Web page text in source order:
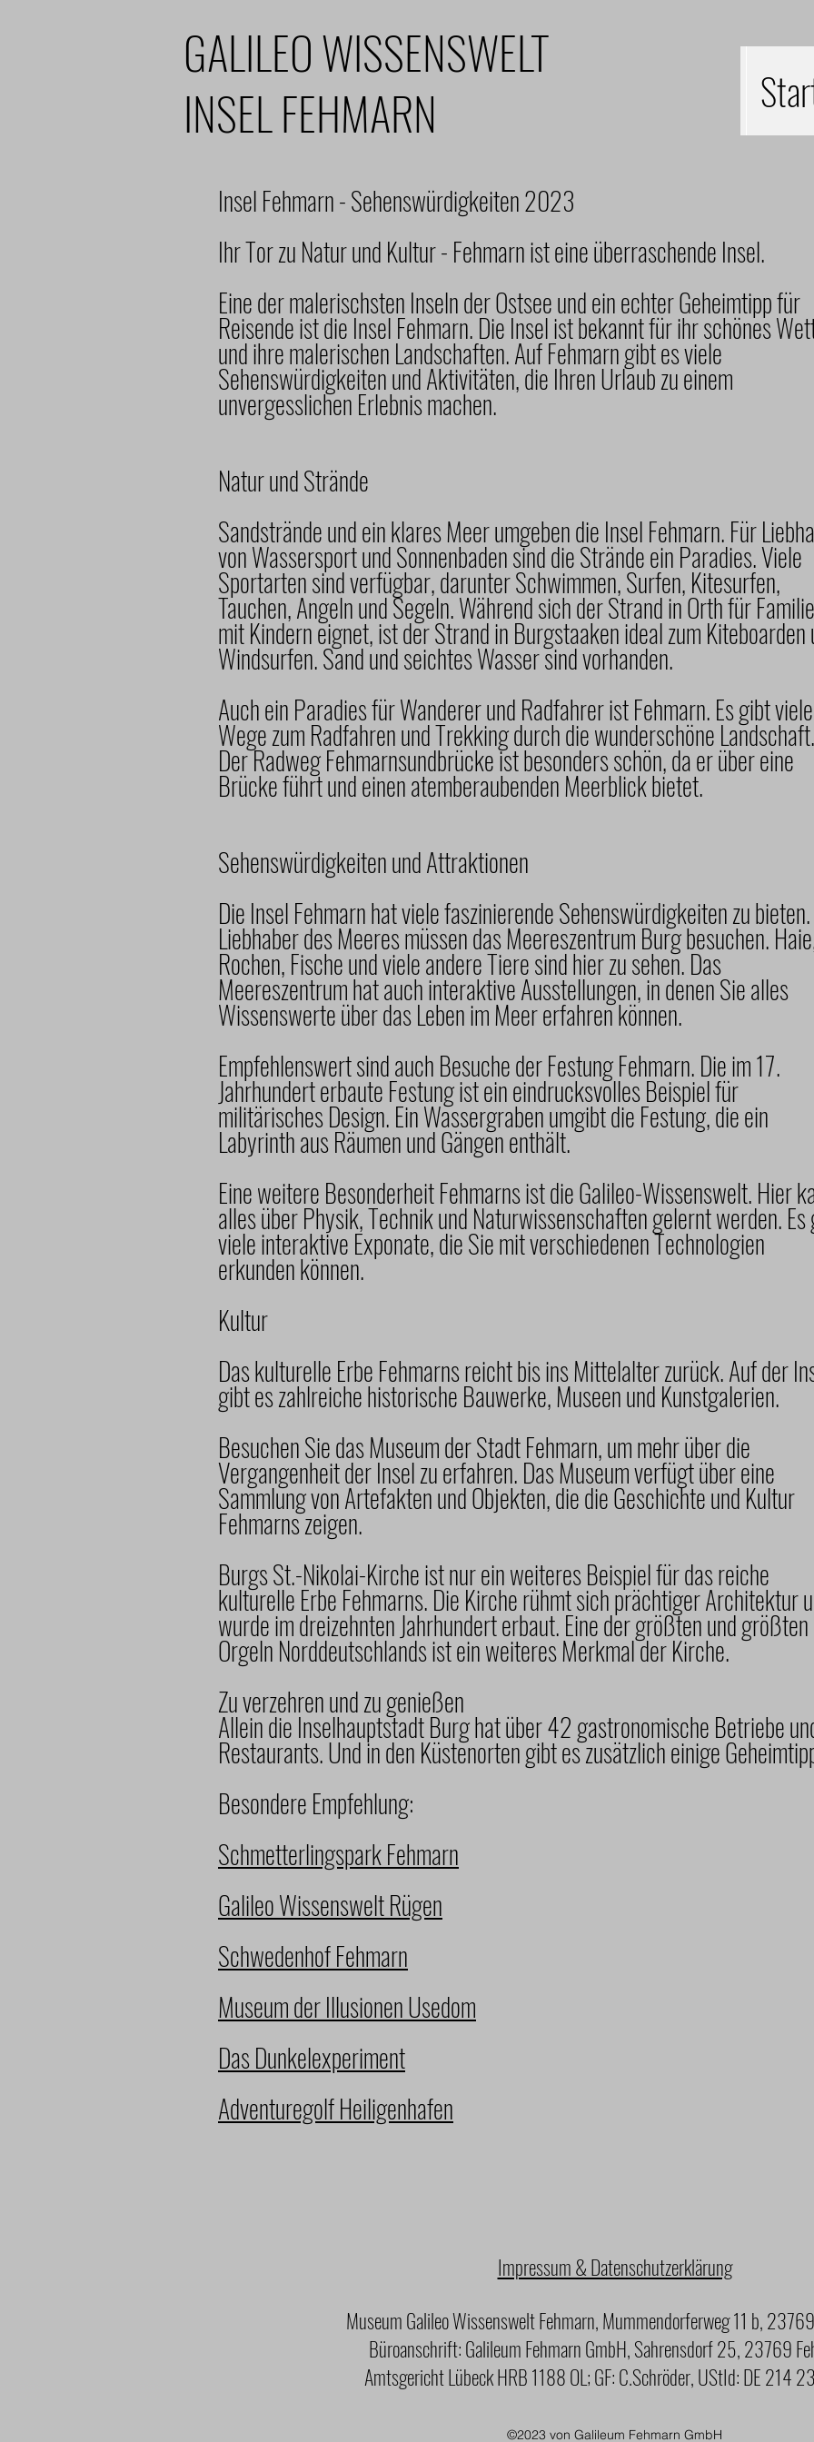
GALILEO WISSENSWELT
INSEL FEHMARN
Insel Fehmarn - Sehenswürdigkeiten 2023
Ihr Tor zu Natur und Kultur - Fehmarn ist eine überraschende Insel.
Eine der malerischsten Inseln der Ostsee und ein echter Geheimtipp für
Reisende ist die Insel Fehmarn. Die Insel ist bekannt für ihr schönes
und ihre malerischen Landschaften. Auf Fehmarn gibt es viele
Sehenswürdigkeiten und Aktivitäten, die Ihren Urlaub zu einem
unvergesslichen Erlebnis machen.
Natur und Strände
Sandstrände und ein klares Meer umgeben die Insel Fehmarn. Für
von Wassersport und Sonnenbaden sind die Strände ein Paradies. Viele
Sportarten sind verfügbar, darunter Schwimmen, Surfen, Kitesurfen,
Tauchen, Angeln und Segeln. Während sich der Strand in Orth für
mit Kindern eignet, ist der Strand in Burgstaaken ideal zum Kiteboarden
Windsurfen. Sand und seichtes Wasser sind vorhanden.
Auch ein Paradies für Wanderer und Radfahrer ist Fehmarn. Es gibt viele
Wege zum Radfahren und Trekking durch die wunderschöne Landschaft.
Der Radweg Fehmarnsundbrücke ist besonders schön, da er über eine
Brücke führt und einen atemberaubenden Meerblick bietet.
Sehenswürdigkeiten und Attraktionen
Die Insel Fehmarn hat viele faszinierende Sehenswürdigkeiten zu
Liebhaber des Meeres müssen das Meereszentrum Burg besuchen.
Rochen, Fische und viele andere Tiere sind hier zu sehen. Das
Meereszentrum hat auch interaktive Ausstellungen, in denen Sie alles
Wissenswerte über das Leben im Meer erfahren können.
Empfehlenswert sind auch Besuche der Festung Fehmarn. Die im 17.
Jahrhundert erbaute Festung ist ein eindrucksvolles Beispiel für
militärisches Design. Ein Wassergraben umgibt die Festung, die ein
Labyrinth aus Räumen und Gängen enthält.
Eine weitere Besonderheit Fehmarns ist die Galileo-Wissenswelt. Hier
alles über Physik, Technik und Naturwissenschaften gelernt werden.
viele interaktive Exponate, die Sie mit verschiedenen Technologien
erkunden können.
Kultur
Das kulturelle Erbe Fehmarns reicht bis ins Mittelalter zurück. Auf der
gibt es zahlreiche historische Bauwerke, Museen und Kunstgalerien.
Besuchen Sie das Museum der Stadt Fehmarn, um mehr über die
Vergangenheit der Insel zu erfahren. Das Museum verfügt über eine
Sammlung von Artefakten und Objekten, die die Geschichte und Kultur
Fehmarns zeigen.
Burgs St.-Nikolai-Kirche ist nur ein weiteres Beispiel für das reiche
kulturelle Erbe Fehmarns. Die Kirche rühmt sich prächtiger Architektur
wurde im dreizehnten Jahrhundert erbaut. Eine der größten und größten
Orgeln Norddeutschlands ist ein weiteres Merkmal der Kirche.
Zu verzehren und zu genießen
Allein die Inselhauptstadt Burg hat über 42 gastronomische Betriebe
Restaurants. Und in den Küstenorten gibt es zusätzlich einige
Besondere Empfehlung:
Schmetterlingspark Fehmarn
Galileo Wissenswelt Rügen
Schwedenhof Fehmarn
Museum der Illusionen Usedom
Das Dunkelexperiment
Adventuregolf Heiligenhafen
Impressum & Datenschutzerklärung
Museum Galileo Wissenswelt Fehmarn, Mummendorferweg 11 b,
Büroanschrift: Galileum Fehmarn GmbH, Sahrensdorf 25, 23769
Amtsgericht Lübeck HRB 1188 OL; GF: C.Schröder, UStId: DE 214
©2023 von Galileum Fehmarn GmbH